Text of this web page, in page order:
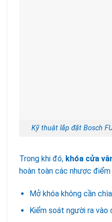
Kỹ thuật lắp đặt Bosch
Trong khi đó, khóa cửa
hoàn toàn các nhược điểm
Mở khóa không cần chìa
Kiểm soát người ra vào